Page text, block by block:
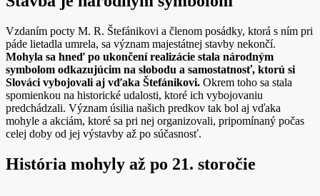
Vzdaním pocty M. R. Štefánikovi a členom posádky, ktorá s ním pri
páde lietadla umrela, sa význam majestátnej stavby nekončí.
Mohyla sa hneď po ukončení realizácie stala národným
symbolom odkazujúcim na slobodu a samostatnosť, ktorú si
Slováci vybojovali aj vďaka Štefánikovi. Okrem toho sa stala
spomienkou na historické udalosti, ktoré ich vybojovaniu
predchádzali. Význam úsilia našich predkov tak bol aj vďaka
mohyle a akciám, ktoré sa pri nej organizovali, pripomínaný počas
celej doby od jej výstavby až po súčasnosť.
História mohyly až po 21. storočie